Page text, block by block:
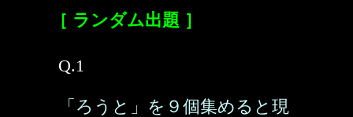
［ ランダム出題 ］
Q.1
「ろうと」を９個集めると現